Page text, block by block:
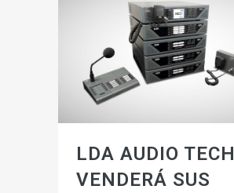
LDA AUDIO TECH
VENDERÁ SUS